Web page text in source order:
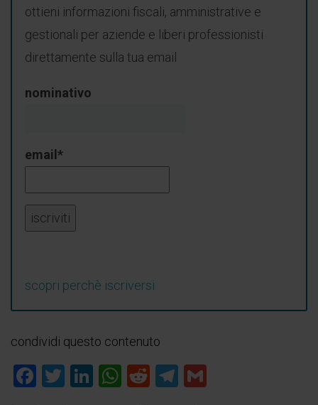
ottieni informazioni fiscali, amministrative e
gestionali per aziende e liberi professionisti
direttamente sulla tua email
nominativo
email*
scopri perchè iscriversi
condividi questo contenuto
Facebook
Twitter
LinkedIn
WhatsApp
RedditTelegram